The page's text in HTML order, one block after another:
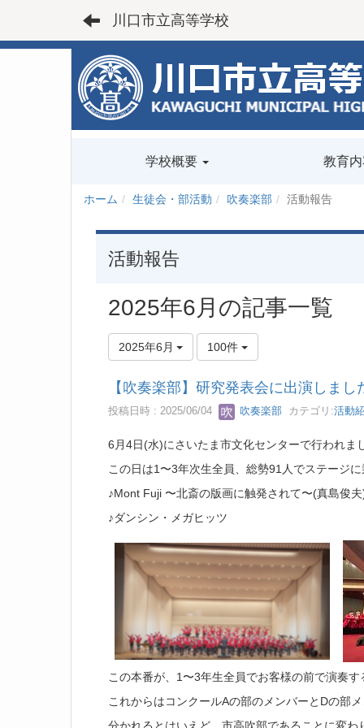
川口市立高等学校
学校概要 教育
ホーム 生徒会・部活動 吹奏楽部 活動報告
活動報告
2025年6月の記事一覧
2025年6月 100件
【吹奏楽部】研究発表会に出演しまし
投稿日時 : 2025/06/04 吹奏楽部 カテゴリ:活動
6月4日(水)にさいたま市文化センターで行われ
この日は1〜3年次生全員、総勢91人でステージ
♪Mont Fuji 〜北斎の版画に触発されて〜(真島俊
♪ダンシン・メガヒッツ
この本番が、1〜3年生全員でお客様の前で演奏
これからはコンクールAの部のメンバーとDの部